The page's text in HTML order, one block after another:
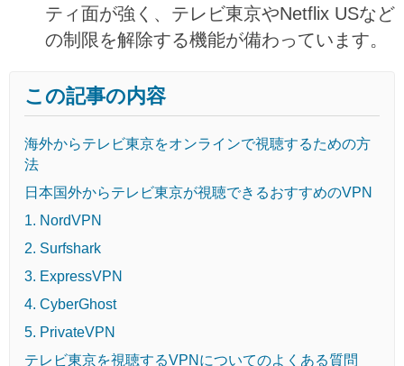
ティ面が強く、テレビ東京やNetflix USなど
の制限を解除する機能が備わっています。
この記事の内容
海外からテレビ東京をオンラインで視聴するための方
法
日本国外からテレビ東京が視聴できるおすすめのVPN
1. NordVPN
2. Surfshark
3. ExpressVPN
4. CyberGhost
5. PrivateVPN
テレビ東京を視聴するVPNについてのよくある質問